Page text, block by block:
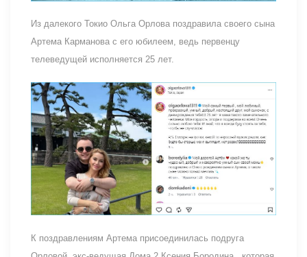
Из далекого Токио Ольга Орлова поздравила своего сына
Артема Карманова с его юбилеем, ведь первенцу
телеведущей исполняется 25 лет.
К поздравлениям Артема присоединилась подруга